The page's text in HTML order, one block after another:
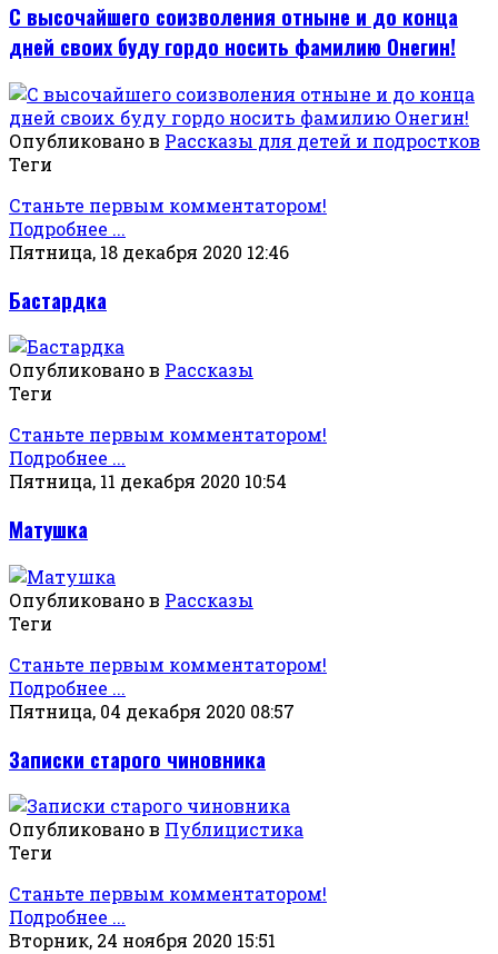
С высочайшего соизволения отныне и до конца
дней своих буду гордо носить фамилию Онегин!
Опубликовано в Рассказы для детей и подростков
Теги
Станьте первым комментатором!
Подробнее ...
Пятница, 18 декабря 2020 12:46
Бастардка
Опубликовано в Рассказы
Теги
Станьте первым комментатором!
Подробнее ...
Пятница, 11 декабря 2020 10:54
Матушка
Опубликовано в Рассказы
Теги
Станьте первым комментатором!
Подробнее ...
Пятница, 04 декабря 2020 08:57
Записки старого чиновника
Опубликовано в Публицистика
Теги
Станьте первым комментатором!
Подробнее ...
Вторник, 24 ноября 2020 15:51